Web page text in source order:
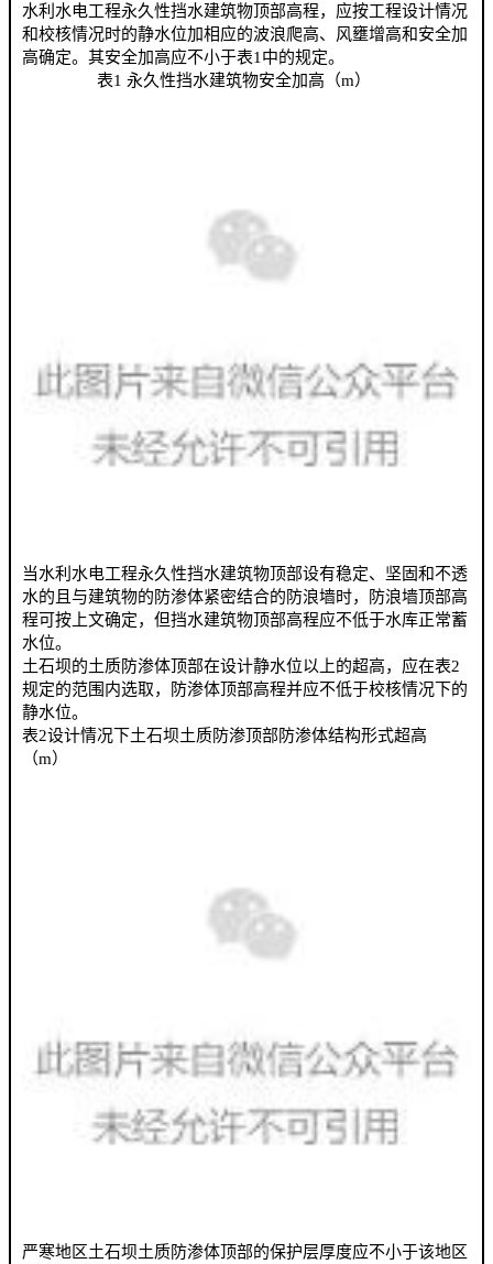
水利水电工程永久性挡水建筑物顶部高程，应按工程设计情况
和校核情况时的静水位加相应的波浪爬高、风壅增高和安全加
高确定。其安全加高应不小于表1中的规定。
表1 永久性挡水建筑物安全加高（m）
当水利水电工程永久性挡水建筑物顶部设有稳定、坚固和不透
水的且与建筑物的防渗体紧密结合的防浪墙时，防浪墙顶部高
程可按上文确定，但挡水建筑物顶部高程应不低于水库正常蓄
水位。
土石坝的土质防渗体顶部在设计静水位以上的超高，应在表2
规定的范围内选取，防渗体顶部高程并应不低于校核情况下的
静水位。
表2设计情况下土石坝土质防渗顶部防渗体结构形式超高
（m）
严寒地区土石坝土质防渗体顶部的保护层厚度应不小于该地区